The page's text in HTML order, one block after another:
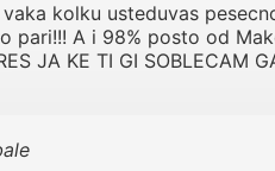
kolku usteduvas
pari!!! A i 98% posto od
JA KE TI GI SOBLECAM